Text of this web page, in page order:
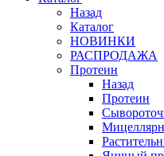
Назад
Каталог
НОВИНКИ
РАСПРОДАЖА
Протеин
Назад
Протеин